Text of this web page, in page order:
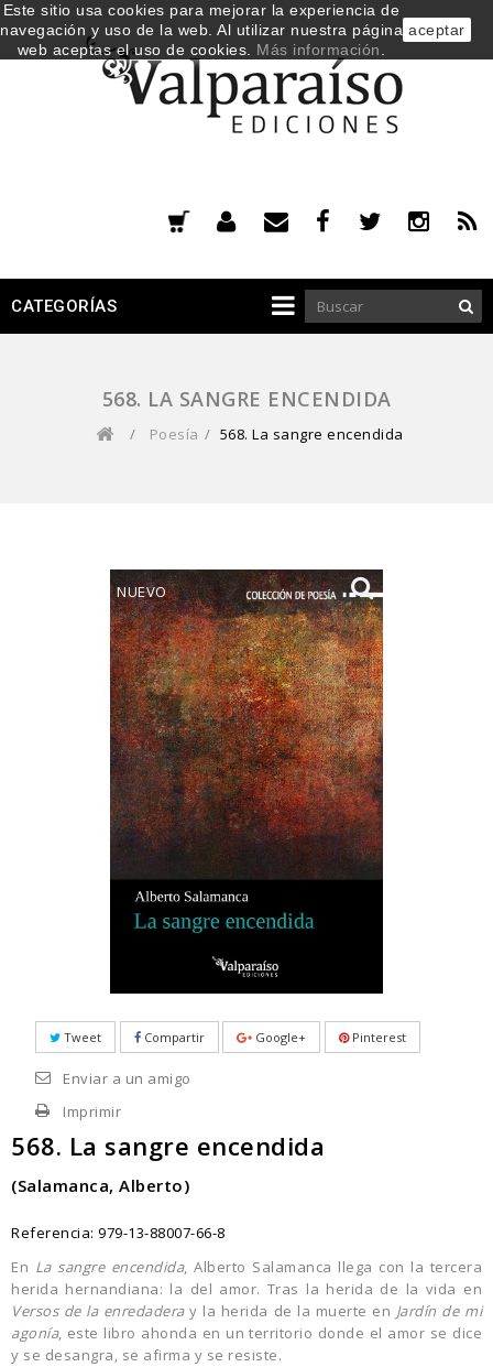
CATEGORÍAS
568. LA SANGRE ENCENDIDA
/ Poesía / 568. La sangre encendida
NUEVO
Tweet Compartir Google+ Pinterest
Enviar a un amigo
Imprimir
568. La sangre encendida
(Salamanca, Alberto)
Referencia: 979-13-88007-66-8
En La sangre encendida, Alberto Salamanca llega con la tercera
herida hernandiana: la del amor. Tras la herida de la vida en
Versos de la enredaderay la herida de la muerte en Jardín de mi
agonía, este libro ahonda en un territorio donde el amor se dice
y se desangra, se afirma y se resiste.
Este sitio usa cookies para mejorar la experiencia de
navegación y uso de la web. Al utilizar nuestra página
web aceptas el uso de cookies. Más información
aceptar